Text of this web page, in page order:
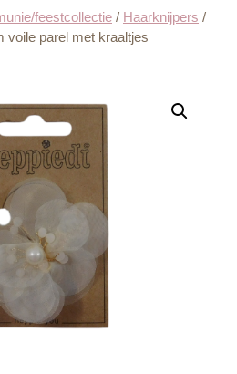
feestcollectie / Haarknijpers /
voile parel met kraaltjes